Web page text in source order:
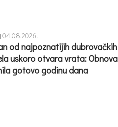
| 04.08.2026.
od najpoznatijih dubrovačkih
uskoro otvara vrata: Obnova
gotovo godinu dana